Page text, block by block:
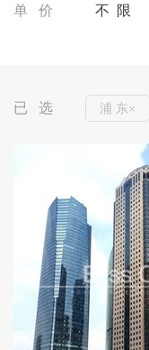
单 价 不 限
已 选 浦 东×